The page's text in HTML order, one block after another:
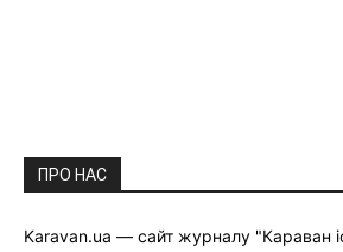
ПРО НАС
Karavan.ua — сайт журналу "Караван